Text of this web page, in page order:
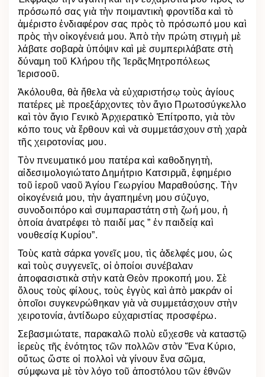
πρόσωπό σας γιὰ τὴν ποιμαντικὴ φροντίδα καὶ τὸ
ἀμέριστο ἐνδιαφέρον σας πρὸς τὸ πρόσωπό μου καὶ
πρὸς τὴν οἰκογένειά μου. Ἀπὸ τὴν πρώτη στιγμὴ μὲ
λάβατε σοβαρὰ ὑπόψιν καὶ μὲ συμπεριλάβατε στὴ
δύναμη τοῦ Κλήρου τῆς ἹερᾶςΜητροπόλεως
Ἱερισοοῦ.
Ἀκόλουθα, θὰ ἤθελα νὰ εὐχαριστήσῳ τοὺς ἁγίους
πατέρες μὲ προεξάρχοντες τὸν ἅγιο Πρωτοσύγκελλο
καὶ τὸν ἅγιο Γενικὸ Ἀρχιερατικὸ Ἐπίτροπο, γιὰ τὸν
κόπο τους νὰ ἔρθουν καὶ νὰ συμμετάσχουν στὴ χαρὰ
τῆς χειροτονίας μου.
Τὸν πνευματικό μου πατέρα καὶ καθοδηγητὴ,
αἰδεσιμολογιώτατο Δημήτριο Κατσιρμᾶ, ἐφημέριο
τοῦ ἱεροῦ ναοῦ Ἁγίου Γεωργίου Μαραθούσης. Τὴν
οἰκογένειά μου, τὴν ἀγαπημένη μου σύζυγο,
συνοδοιπόρο καὶ συμπαραστάτη στὴ ζωή μου, ἡ
ὁποία ἀνατρέφει τὸ παιδί μας ” ἐν παιδείᾳ καὶ
νουθεσίᾳ Κυρίου”.
Τοὺς κατὰ σάρκα γονεῖς μου, τὶς ἀδελφές μου, ὡς
καὶ τοὺς συγγενεῖς, οἱ ὁποίοι συνέβαλαν
ἀποφασιστικὰ στὴν κατὰ Θεὸν προκοπή μου. Σὲ
ὅλους τοὺς φίλους, τοὺς ἐγγὺς καὶ ἀπὸ μακράν οἱ
ὁποῖοι συγκενρώθηκαν γιὰ νὰ συμμετάσχουν στὴν
χειροτονία, ἀντίδωρο εὐχαριστίας προσφέρω.
Σεβασμιώτατε, παρακαλῶ πολὺ εὔχεσθε νὰ καταστῷ
ἱερεὺς τῆς ἑνότητος τῶν πολλῶν στὸν Ἕνα Κύριο,
οὕτως ὥστε οἱ πολλοὶ νὰ γίνουν ἕνα σῶμα,
σύμφωνα μὲ τὸν λόγο τοῦ ἀποστόλου τῶν ἐθνῶν